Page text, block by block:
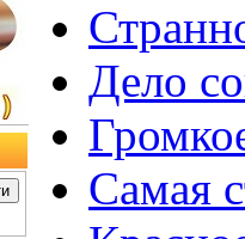
Дело
Самая